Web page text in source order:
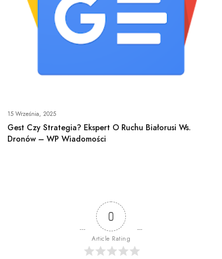
15 Września, 2025
Gest Czy Strategia? Ekspert O Ruchu Białorusi Ws.
Dronów – WP Wiadomości
0
Article Rating